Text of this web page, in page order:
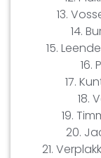
13.
14.
15.
16.
17.
18.
19.
20.
21.